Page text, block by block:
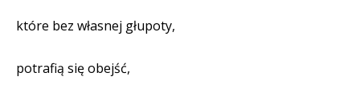
które bez własnej głupoty,
potrafią się obejść,